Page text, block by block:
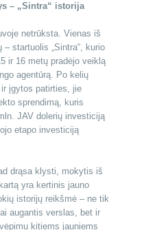
– „Sintra“ istorija
netrūksta. Vienas iš
startuolis „Sintra“, kurio
ir 16 metų pradėjo veiklą
agentūrą. Po kelių
įgytos patirties, jie
sprendimą, kuris
JAV dolerių investiciją
etapo investiciją
drąsa klysti, mokytis iš
yra kertinis jauno
istorijų reikšmė – ne tik
augantis verslas, bet ir
kitiems jauniems